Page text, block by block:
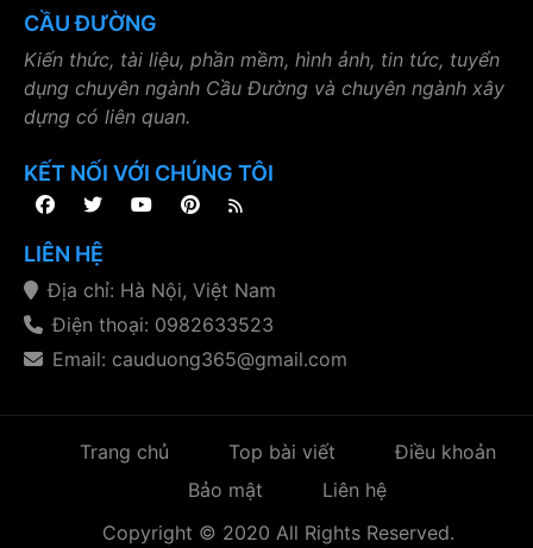
CẦU ĐƯỜNG
Kiến thức, tài liệu, phần mềm, hình ảnh, tin tức, tuyển
dụng chuyên ngành Cầu Đường và chuyên ngành xây
dựng có liên quan.
KẾT NỐI VỚI CHÚNG TÔI
LIÊN HỆ
Địa chỉ: Hà Nội, Việt Nam
Điện thoại: 0982633523
Email: cauduong365@gmail.com
Trang chủ Top bài viết
Điều khoản
Bảo mật
Liên hệ
Copyright © 2020 All Rights Reserved.